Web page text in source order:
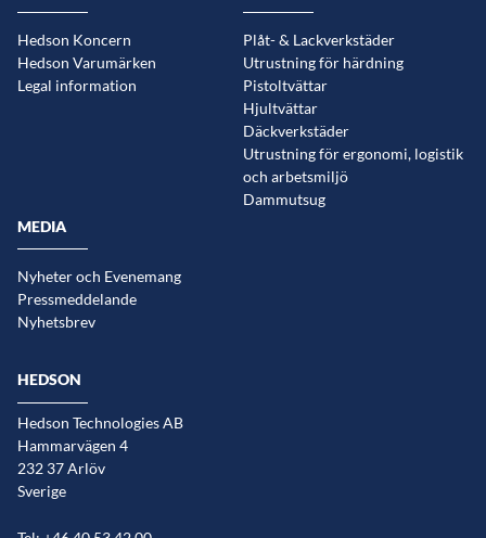
Hedson Koncern
Hedson Varumärken
Legal information
Plåt- & Lackverkstäder
Utrustning för härdning
Pistoltvättar
Hjultvättar
Däckverkstäder
Utrustning för ergonomi, logistik
och arbetsmiljö
Dammutsug
MEDIA
Nyheter och Evenemang
Pressmeddelande
Nyhetsbrev
HEDSON
Hedson Technologies AB
Hammarvägen 4
232 37 Arlöv
Sverige